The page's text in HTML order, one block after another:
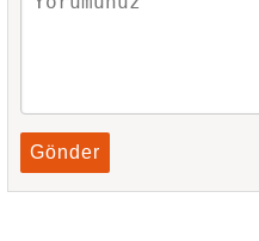
Gönder